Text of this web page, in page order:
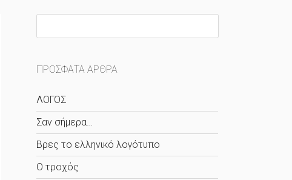
ΠΡΌΣΦΑΤΑ ΆΡΘΡΑ
ΛΟΓΟΣ
Σαν σήμερα…
Βρες το ελληνικό λογότυπο
O τροχός